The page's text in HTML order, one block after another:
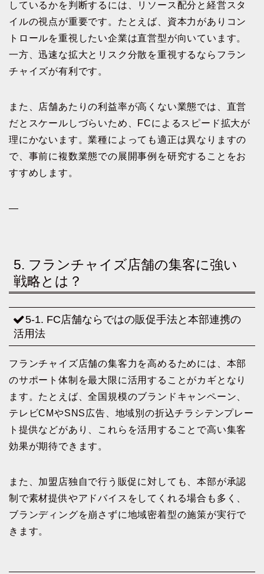
しているかを判断するには、リソース配分と経営スタ
イルの視点が重要です。たとえば、資本力がありコン
トロールを重視したい企業は直営型が向いています。
一方、迅速な拡大とリスク分散を重視するならフラン
チャイズが有利です。
また、店舗あたりの利益率が高くない業態では、直営
だとスケールしづらいため、FCによるスピード拡大が
理にかないます。業種によっても適正は異なりますの
で、事前に複数業態での展開事例を研究することをお
すすめします。
—
5. フランチャイズ店舗の集客に強い
戦略とは？
5-1. FC店舗ならではの販促手法と本部連携の
活用法
フランチャイズ店舗の集客力を高めるためには、本部
のサポート体制を最大限に活用することがカギとなり
ます。たとえば、全国規模のブランドキャンペーン、
テレビCMやSNS広告、地域別の折込チラシテンプレー
ト提供などがあり、これらを活用することで高い集客
効果が期待できます。
また、加盟店独自で行う販促に対しても、本部が承認
制で素材提供やアドバイスをしてくれる場合も多く、
ブランディングを崩さずに地域密着型の施策が実行で
きます。